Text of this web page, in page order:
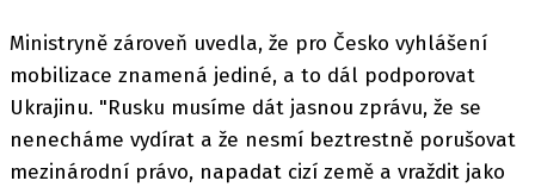
Ministryně zároveň uvedla, že pro Česko vyhlášení
mobilizace znamená jediné, a to dál podporovat
Ukrajinu. "Rusku musíme dát jasnou zprávu, že se
nenecháme vydírat a že nesmí beztrestně porušovat
mezinárodní právo, napadat cizí země a vraždit jako